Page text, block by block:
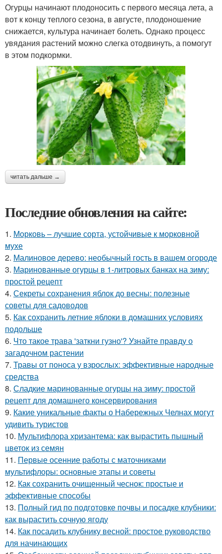
Огурцы начинают плодоносить с первого месяца лета, а
вот к концу теплого сезона, в августе, плодоношение
снижается, культура начинает болеть. Однако процесс
увядания растений можно слегка отодвинуть, а помогут
в этом подкормки.
читать дальше →
Последние обновления на сайте:
1. Морковь – лучшие сорта, устойчивые к морковной
мухе
2. Малиновое дерево: необычный гость в вашем огороде
3. Маринованные огурцы в 1-литровых банках на зиму:
простой рецепт
4. Секреты сохранения яблок до весны: полезные
советы для садоводов
5. Как сохранить летние яблоки в домашних условиях
подольше
6. Что такое трава 'заткни гузно'? Узнайте правду о
загадочном растении
7. Травы от поноса у взрослых: эффективные народные
средства
8. Сладкие маринованные огурцы на зиму: простой
рецепт для домашнего консервирования
9. Какие уникальные факты о Набережных Челнах могут
удивить туристов
10. Мультифлора хризантема: как вырастить пышный
цветок из семян
11. Первые осенние работы с маточниками
мультифлоры: основные этапы и советы
12. Как сохранить очищенный чеснок: простые и
эффективные способы
13. Полный гид по подготовке почвы и посадке клубники:
как вырастить сочную ягоду
14. Как посадить клубнику весной: простое руководство
для начинающих